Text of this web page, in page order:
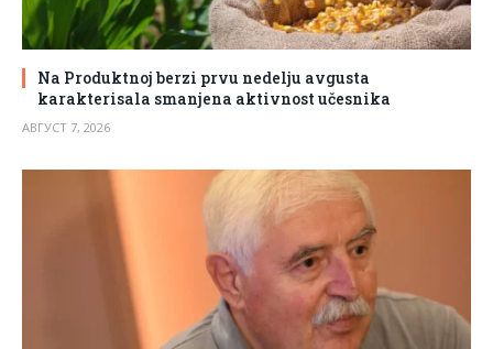
Na Produktnoj berzi prvu nedelju avgusta
karakterisala smanjena aktivnost učesnika
АВГУСТ 7, 2026